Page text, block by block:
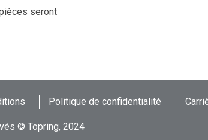
seront
Politique de confidentialité
© Topring, 2024